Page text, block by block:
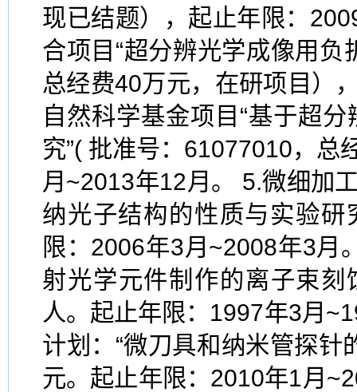
现已结题），起止年限：
合项目“超分辨光学成像用
总经费40万元，在研项目）
自然科学基金项目“基于超
究”( 批准号：61077010，总
月~2013年12月。 5.微细加
纳光子结构的性质与实验研
限：2006年3月~2008年3月
射光学元件制作的离子束
人。起止年限：1997年3月
计划：“微刀具和纳米管探针
元。起止年限：2010年1月